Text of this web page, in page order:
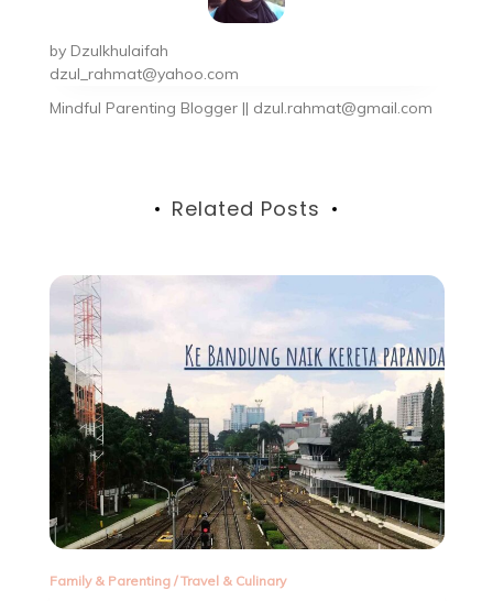
by Dzulkhulaifah
dzul_rahmat@yahoo.com
Mindful Parenting Blogger || dzul.rahmat@gmail.com
Related Posts
Family & Parenting/Travel & Culinary